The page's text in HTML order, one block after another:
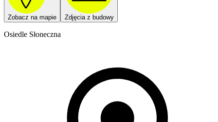
Zobacz na mapie Zdjęcia z budowy
Osiedle Słoneczna